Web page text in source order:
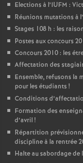
Elections à l’IUFM :
Réunions mutations à
Stages 108 h : les
Postes aux concours
Concours 2010 : les
Affectation des
Ensemble, refusons la
pour les étudiants !
Conditions
Formation des
d’avril!
Répartition
discipline à la rentrée
Halte au sabordage